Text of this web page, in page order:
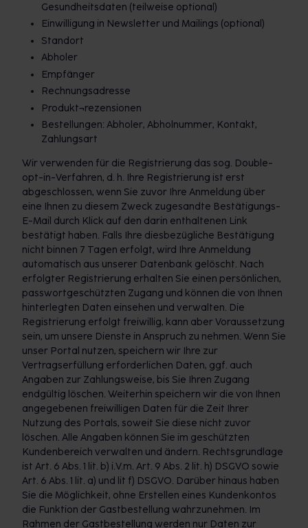
Gesundheitsdaten (teilweise optional)
Einwilligung in Newsletter und Mailings (optional)
Standort
Abholer
Empfänger
Rechnungsadresse
Produkt¬rezensionen
Bestellungen: Abholer, Abholnummer, Kontakt,
Zahlungsart
Wir verwenden für die Registrierung das sog. Double-
opt-in-Verfahren, d. h. Ihre Registrierung ist erst
abgeschlossen, wenn Sie zuvor Ihre Anmeldung über
eine Ihnen zu diesem Zweck zugesandte Bestätigungs-
E-Mail durch Klick auf den darin enthaltenen Link
bestätigt haben. Falls Ihre diesbezügliche Bestätigung
nicht binnen 7 Tagen erfolgt, wird Ihre Anmeldung
automatisch aus unserer Datenbank gelöscht. Nach
erfolgter Registrierung erhalten Sie einen persönlichen,
passwortgeschützten Zugang und können die von Ihnen
hinterlegten Daten einsehen und verwalten. Die
Registrierung erfolgt freiwillig, kann aber Voraussetzung
sein, um unsere Dienste in Anspruch zu nehmen. Wenn Sie
unser Portal nutzen, speichern wir Ihre zur
Vertragserfüllung erforderlichen Daten, ggf. auch
Angaben zur Zahlungsweise, bis Sie Ihren Zugang
endgültig löschen. Weiterhin speichern wir die von Ihnen
angegebenen freiwilligen Daten für die Zeit Ihrer
Nutzung des Portals, soweit Sie diese nicht zuvor
löschen. Alle Angaben können Sie im geschützten
Kundenbereich verwalten und ändern. Rechtsgrundlage
ist Art. 6 Abs. 1 lit. b) i.V.m. Art. 9 Abs. 2 lit. h) DSGVO sowie
Art. 6 Abs. 1 lit. a) und lit f) DSGVO. Darüber hinaus haben
Sie die Möglichkeit, ohne Erstellen eines Kundenkontos
die Funktion der Gastbestellung wahrzunehmen. Im
Rahmen der Gastbestellung werden nur Daten zur